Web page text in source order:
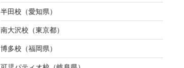
半田校（愛知県）
南大沢校（東京都）
博多校（福岡県）